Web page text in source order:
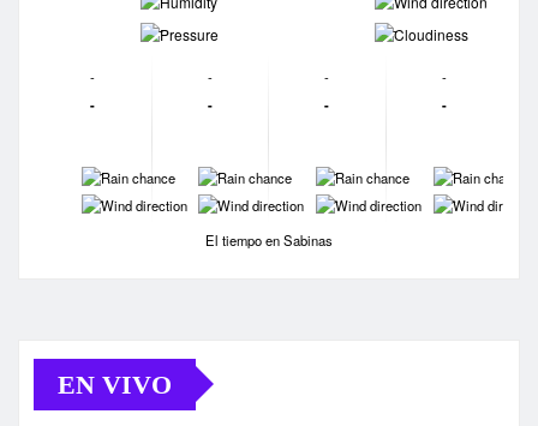
-
-
-
-
-
-
-
-
-
-
-
-
-
-
-
-
-
-
El tiempo en Sabinas
EN VIVO